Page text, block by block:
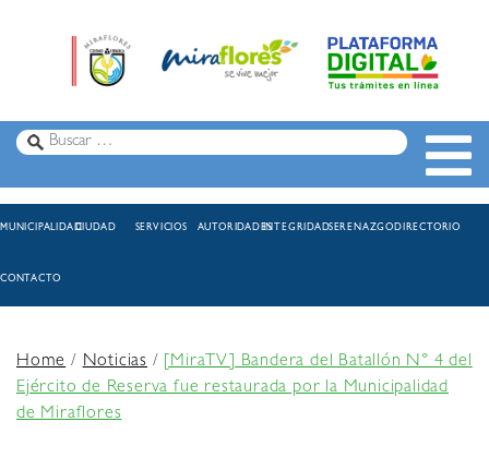
MUNICIPALIDADCIUDAD SERVICIOS AUTORIDADESINTEGRIDADSERENAZGODIRECTORIO
CONTACTO
Home/Noticias /
[MiraTV] Bandera del Batallón N° 4 del
Ejército de Reserva fue restaurada por la Municipalidad
de Miraflores